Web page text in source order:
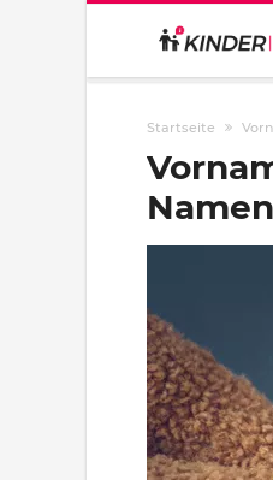
Startseite